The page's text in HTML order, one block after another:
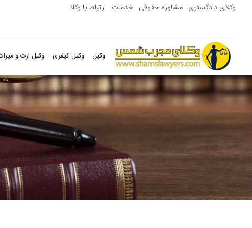
وکلای دادگستری مشاوره حقوقی خدمات ارتباط با وکلا
وکیل وکیل کیفری وکیل ارث و